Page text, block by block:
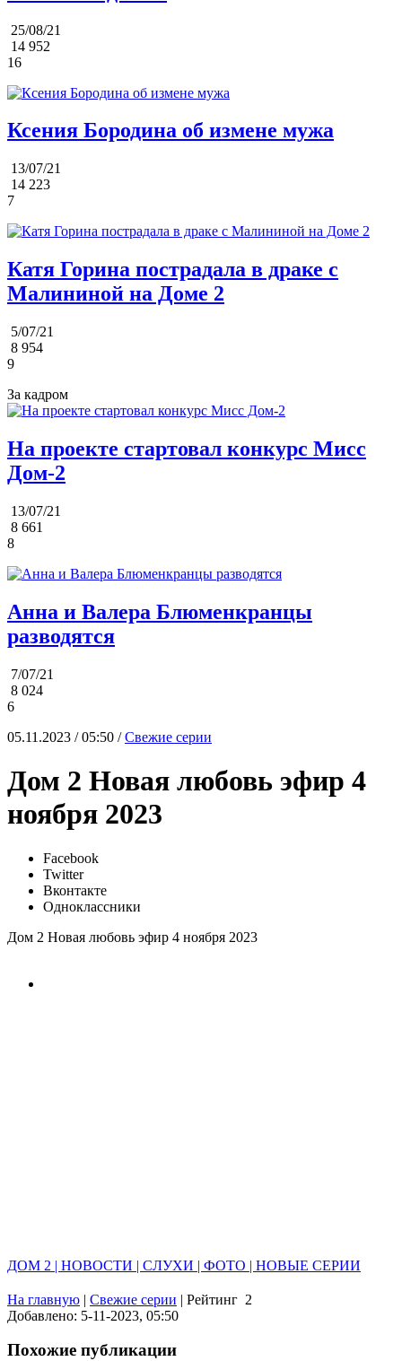
25/08/21
14 952
16
Ксения Бородина об измене мужа
13/07/21
14 223
7
Катя Горина пострадала в драке с
Малининой на Доме 2
5/07/21
8 954
9
За кадром
На проекте стартовал конкурс Мисс
Дом-2
13/07/21
8 661
8
Анна и Валера Блюменкранцы
разводятся
7/07/21
8 024
6
05.11.2023 / 05:50 /Свежие серии
Дом 2 Новая любовь эфир 4
ноября 2023
Facebook
Twitter
Вконтакте
Одноклассники
Дом 2 Новая любовь эфир 4 ноября 2023
ДОМ 2 | НОВОСТИ | СЛУХИ | ФОТО | НОВЫЕ СЕРИИ
На главную | Свежие серии | Рейтинг 2
Добавлено: 5-11-2023, 05:50
Похожие публикации